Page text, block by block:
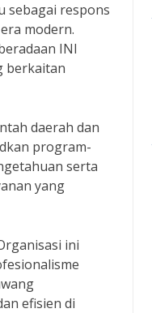
sebagai respons
modern.
INI
berkaitan
daerah dan
program-
serta
yang
ini
efisien di